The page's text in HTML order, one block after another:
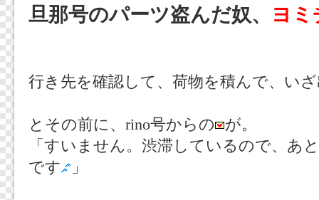
旦那号のパーツ盗んだ奴、 ヨ
行き先を確認して、荷物を積んで、い
とその前に、rino号からの
が。
「すいません。渋滞しているので、あ
です
」